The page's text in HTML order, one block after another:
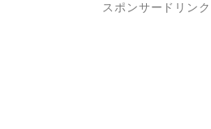
スポンサードリンク